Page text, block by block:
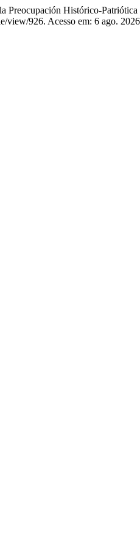
Histórico-Patriótica
view/926. Acesso em: 6 ago.